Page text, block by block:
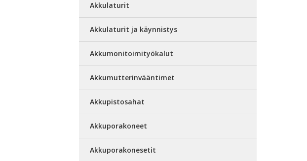
Akkulaturit
Akkulaturit ja käynnistys
Akkumonitoimityökalut
Akkumutterinvääntimet
Akkupistosahat
Akkuporakoneet
Akkuporakonesetit